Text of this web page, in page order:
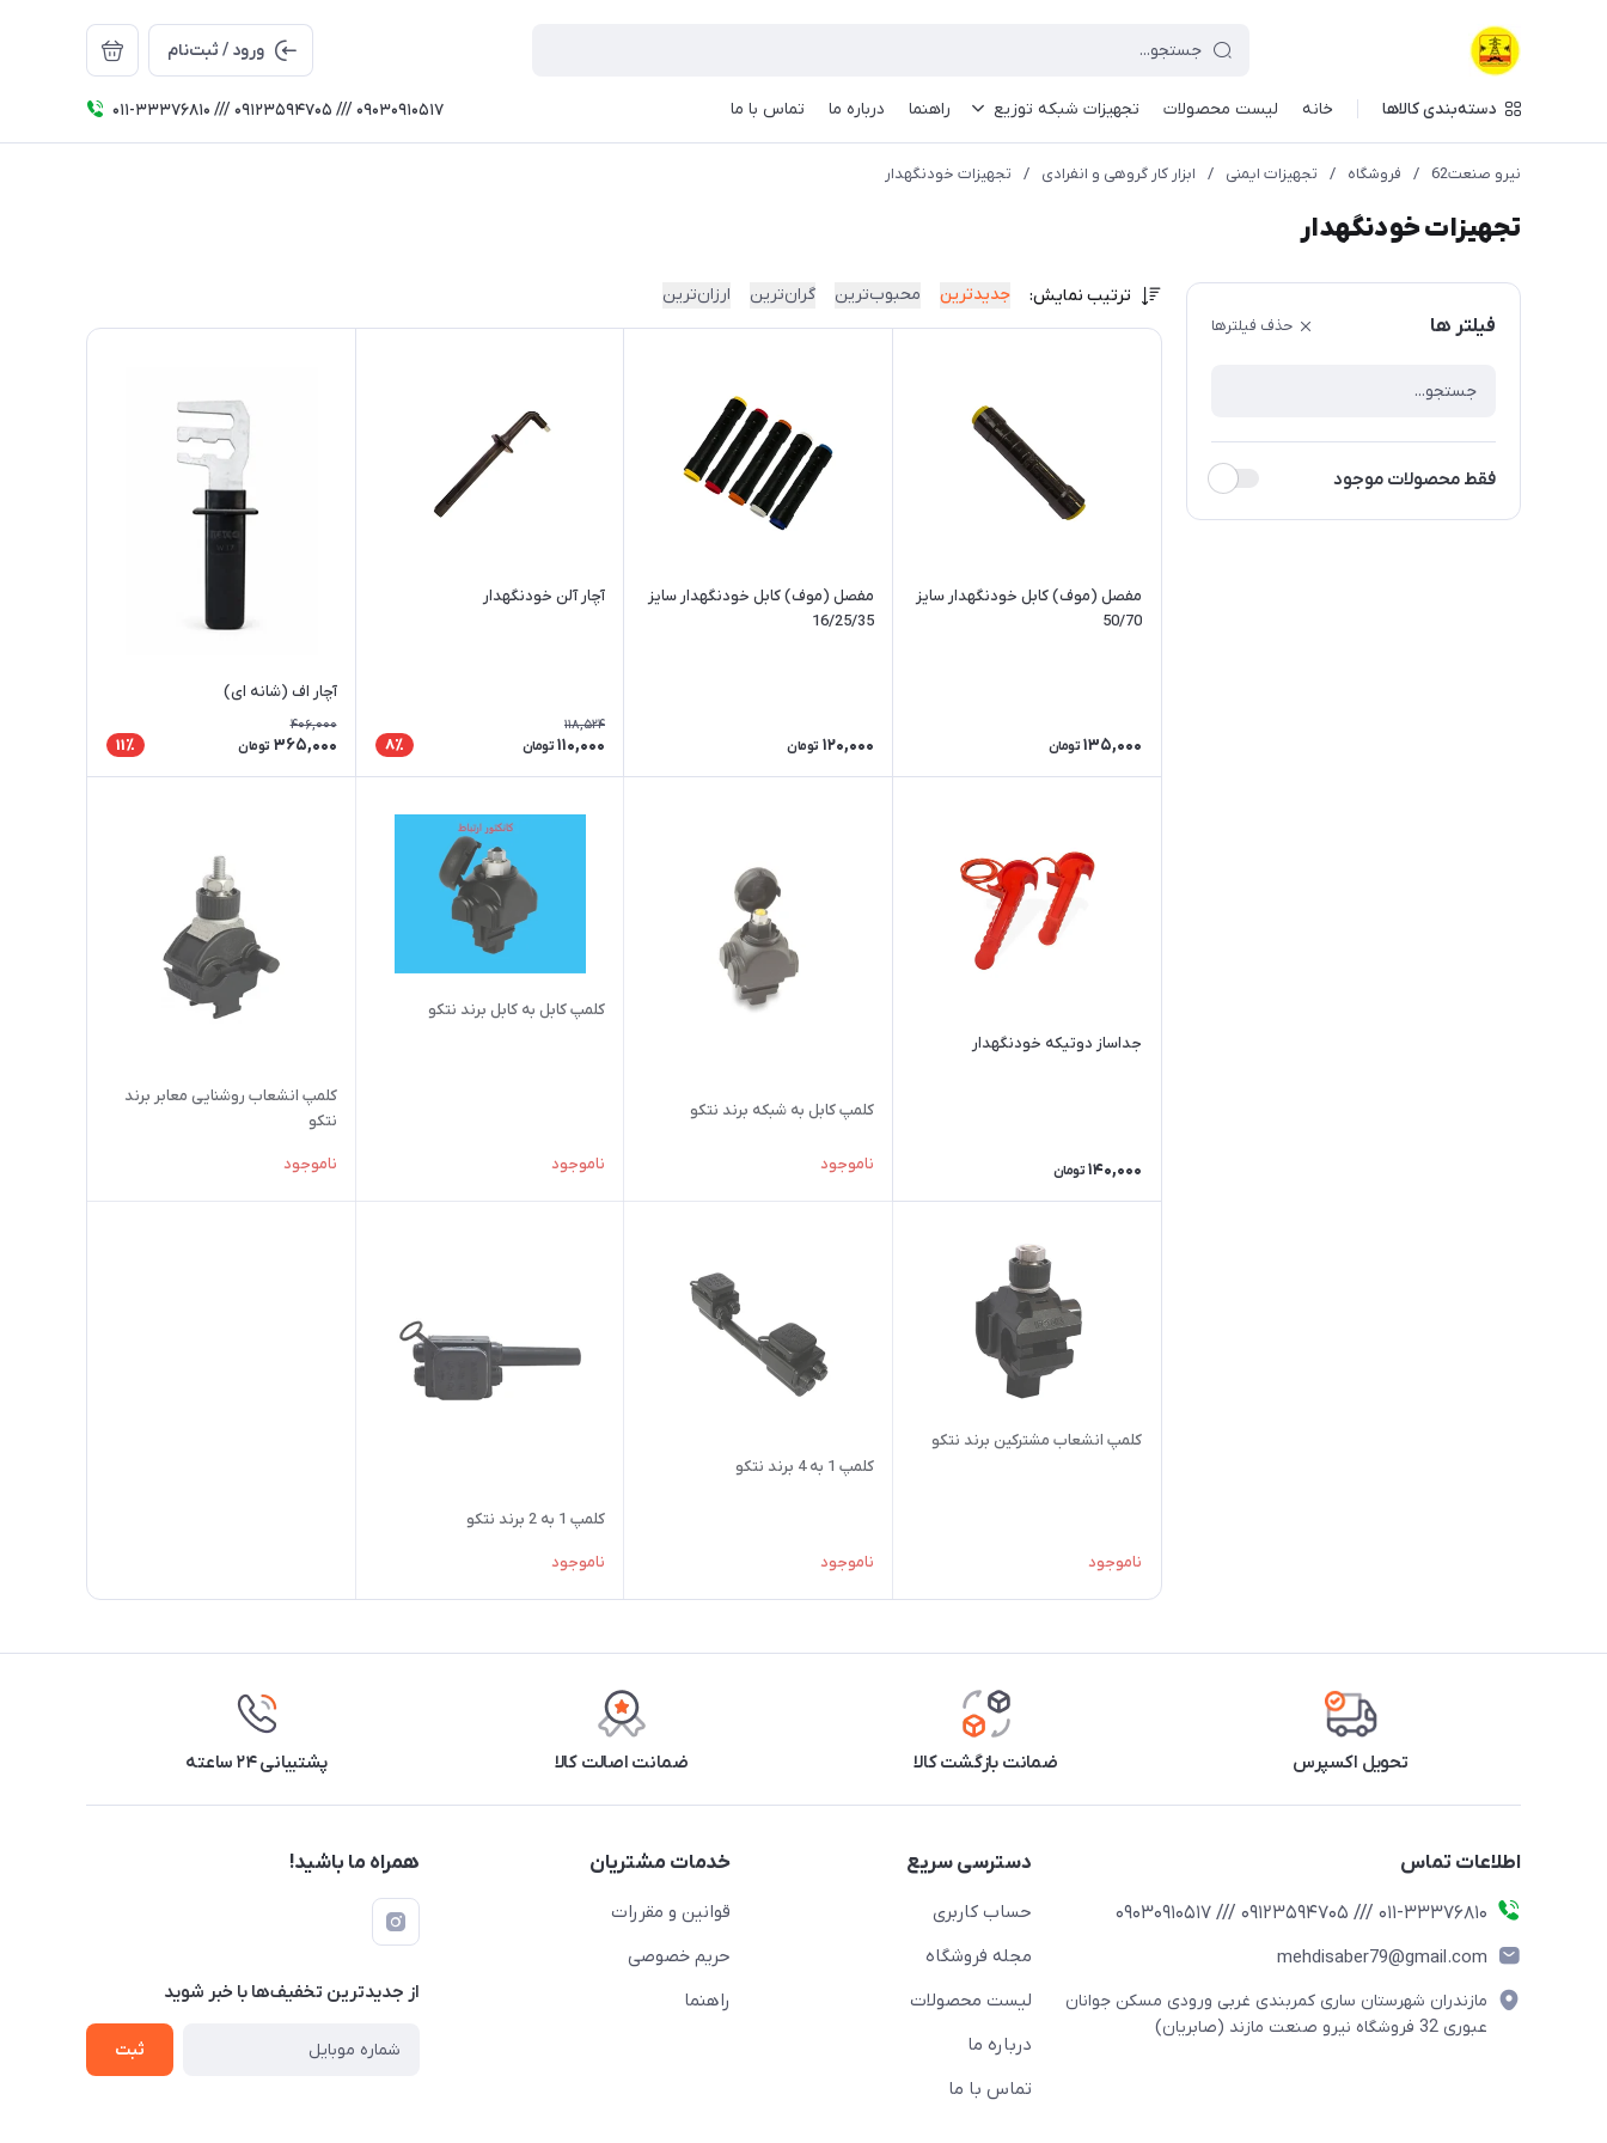
ورود / ثبت‌نام
دسته‌بندی کالاها خانه لیست محصولات تجهیزات شبکه توزیع راهنما درباره ما تماس با ما 011-33376810 /// 09123594705 /// 09030910517
نیرو صنعت62 / فروشگاه / تجهیزات ایمنی / ابزار کار گروهی و انفرادی / تجهیزات خودنگهدار
تجهیزات خودنگهدار
فیلتر ها حذف فیلترها
فقط محصولات موجود
ترتیب نمایش: جدیدترین محبوب‌ترین گران‌ترین ارزان‌ترین
مفصل (موف) کابل خودنگهدار سایز
50/70
135,000 تومان
مفصل (موف) کابل خودنگهدار سایز
16/25/35
120,000 تومان
آچار آلن خودنگهدار
118,524
110,000 تومان 8٪
آچار اف (شانه ای)
406,000
365,000 تومان 11٪
جداساز دوتیکه خودنگهدار
140,000 تومان
کلمپ کابل به شبکه برند نتکو
ناموجود
کلمپ کابل به کابل برند نتکو
ناموجود
کلمپ انشعاب روشنایی معابر برند
نتکو
ناموجود
کلمپ انشعاب مشترکین برند نتکو
ناموجود
کلمپ 1 به 4 برند نتکو
ناموجود
کلمپ 1 به 2 برند نتکو
ناموجود
تحویل اکسپرس ضمانت بازگشت کالا ضمانت اصالت کالا پشتیبانی ۲۴ ساعته
اطلاعات تماس
011-33376810 /// 09123594705 /// 09030910517
mehdisaber79@gmail.com
مازندران شهرستان ساری کمربندی غربی ورودی مسکن جوانان
عبوری 32 فروشگاه نیرو صنعت مازند (صابریان)
دسترسی سریع
حساب کاربری
مجله فروشگاه
لیست محصولات
درباره ما
تماس با ما
خدمات مشتریان
قوانین و مقررات
حریم خصوصی
راهنما
همراه ما باشید!
از جدید‌ترین تخفیف‌ها با‌ خبر شوید
ثبت